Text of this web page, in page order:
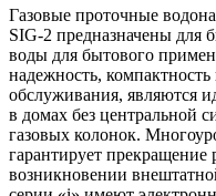
Газовые проточные
SIG-2 предназначены для
воды для бытового
надежность,
обслуживания, являются
в домах без центральной
газовых колонок.
гарантирует прекращение
возникновении